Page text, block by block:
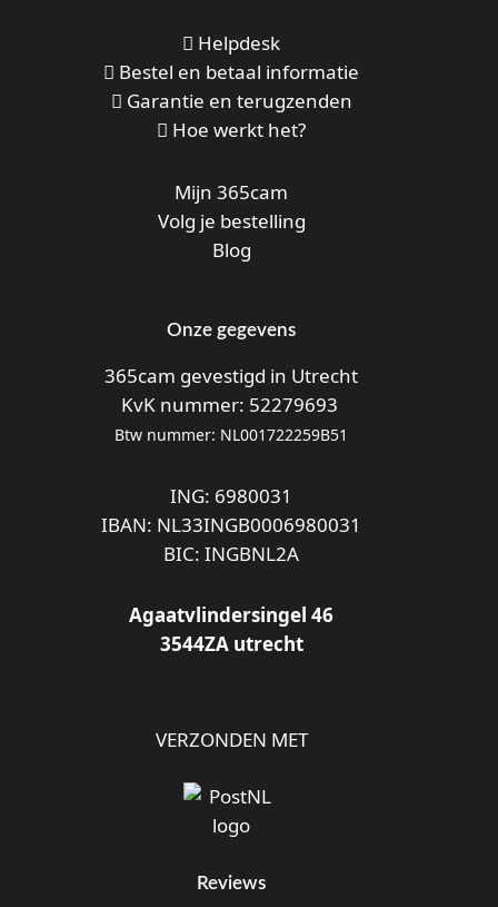
Helpdesk
Bestel en betaal informatie
Garantie en terugzenden
Hoe werkt het?
Mijn 365cam
Volg je bestelling
Blog
Onze gegevens
365cam gevestigd in Utrecht
KvK nummer: 52279693
Btw nummer: NL001722259B51
ING: 6980031
IBAN: NL33INGB0006980031
BIC: INGBNL2A
Agaatvlindersingel 46
3544ZA utrecht
VERZONDEN MET
Reviews